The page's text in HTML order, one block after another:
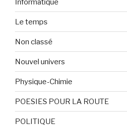
Informatique
Le temps
Non classé
Nouvel univers
Physique-Chimie
POESIES POUR LA ROUTE
POLITIQUE